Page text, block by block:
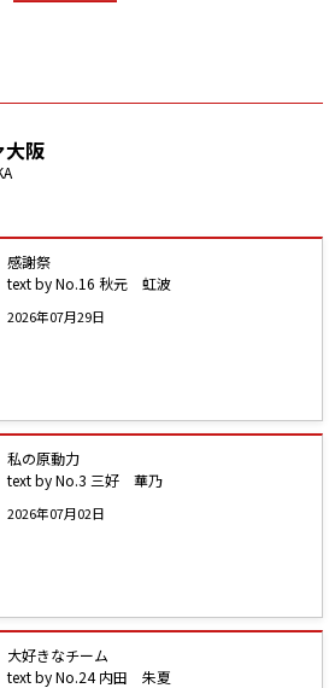
大阪
感謝祭
text by No.16 秋元 虹波
2026年07月29日
私の原動力
text by No.3 三好 華乃
2026年07月02日
大好きなチーム
text by No.24 内田 朱夏